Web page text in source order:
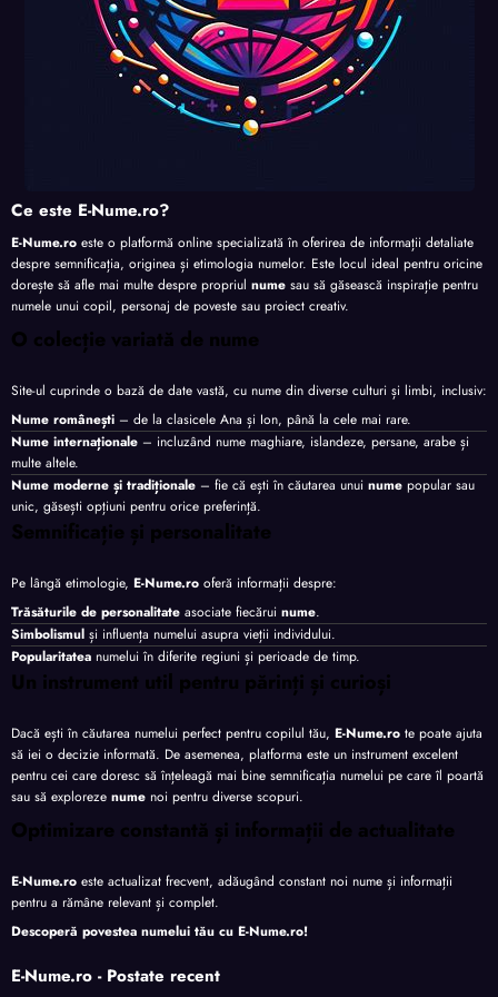
Ce este E-Nume.ro?
E-Nume.ro este o platformă online specializată în oferirea de informații detaliate
despre semnificația, originea și etimologia numelor. Este locul ideal pentru oricine
dorește să afle mai multe despre propriul nume sau să găsească inspirație pentru
numele unui copil, personaj de poveste sau proiect creativ.
O colecție variată de nume
Site-ul cuprinde o bază de date vastă, cu nume din diverse culturi și limbi, inclusiv:
Nume românești – de la clasicele Ana și Ion, până la cele mai rare.
Nume internaționale – incluzând nume maghiare, islandeze, persane, arabe și
multe altele.
Nume moderne și tradiționale – fie că ești în căutarea unui nume popular sau
unic, găsești opțiuni pentru orice preferință.
Semnificație și personalitate
Pe lângă etimologie, E-Nume.ro oferă informații despre:
Trăsăturile de personalitate asociate fiecărui nume.
Simbolismul și influența numelui asupra vieții individului.
Popularitatea numelui în diferite regiuni și perioade de timp.
Un instrument util pentru părinți și curioși
Dacă ești în căutarea numelui perfect pentru copilul tău, E-Nume.ro te poate ajuta
să iei o decizie informată. De asemenea, platforma este un instrument excelent
pentru cei care doresc să înțeleagă mai bine semnificația numelui pe care îl poartă
sau să exploreze nume noi pentru diverse scopuri.
Optimizare constantă și informații de actualitate
E-Nume.ro este actualizat frecvent, adăugând constant noi nume și informații
pentru a rămâne relevant și complet.
Descoperă povestea numelui tău cu E-Nume.ro!
E-Nume.ro - Postate recent